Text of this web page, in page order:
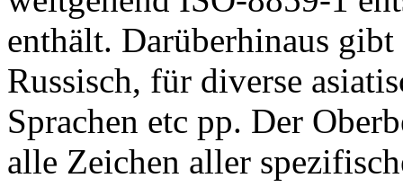
enthält. Darüberhinaus
Russisch, für diverse
Sprachen etc pp. Der
alle Zeichen aller